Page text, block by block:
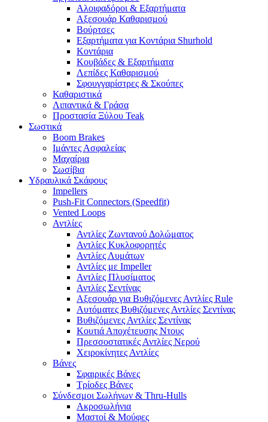
Αλοιφαδόροι & Εξαρτήματα
Αξεσουάρ Καθαρισμού
Βούρτσες
Εξαρτήματα για Κοντάρια Shurhold
Κοντάρια
Κουβάδες & Εξαρτήματα
Λεπίδες Καθαρισμού
Σφουγγαρίστρες & Σκούπες
Καθαριστικά
Λιπαντικά & Γράσα
Προστασία Ξύλου Teak
Σωστικά
Boom Brakes
Ιμάντες Ασφαλείας
Μαχαίρια
Σωσίβια
Υδραυλικά Σκάφους
Impellers
Push-Fit Connectors (Speedfit)
Vented Loops
Αντλίες
Αντλίες Ζωντανού Δολώματος
Αντλίες Κυκλοφορητές
Αντλίες Λυμάτων
Αντλίες με Impeller
Αντλίες Πλυσίματος
Αντλίες Σεντίνας
Αξεσουάρ για Βυθιζόμενες Αντλίες Rule
Αυτόματες Βυθιζόμενες Αντλίες Σεντίνας
Βυθιζόμενες Αντλίες Σεντίνας
Κουτιά Αποχέτευσης Ντους
Πρεσσοστατικές Αντλίες Νερού
Χειροκίνητες Αντλίες
Βάνες
Σφαιρικές Βάνες
Τρίοδες Βάνες
Σύνδεσμοι Σωλήνων & Thru-Hulls
Ακροσωλήνια
Μαστοί & Μούφες